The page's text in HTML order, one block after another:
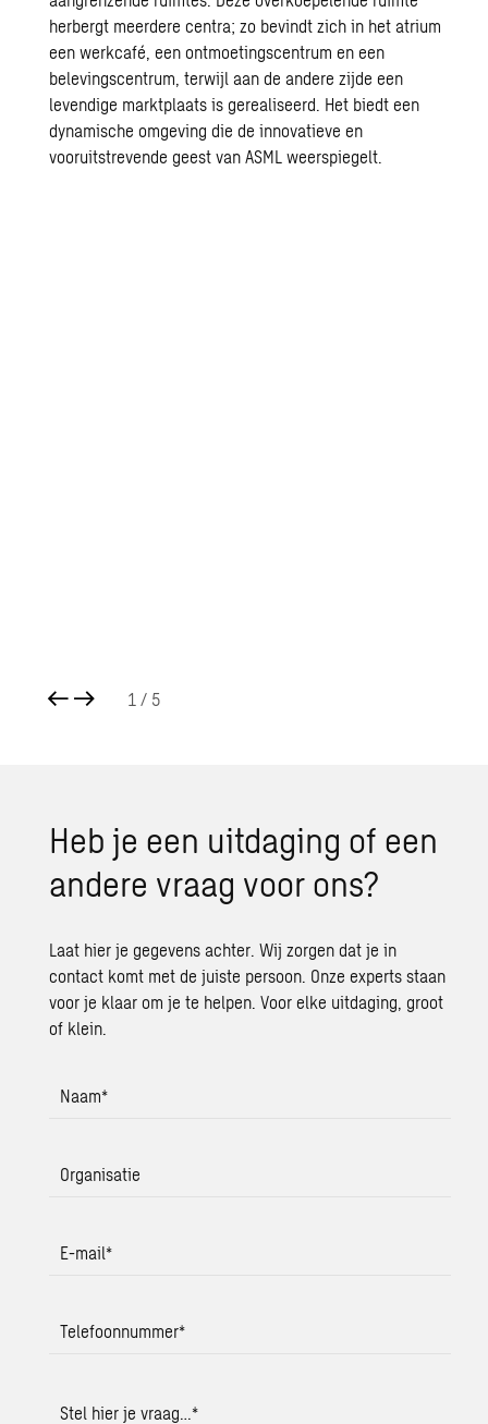
herbergt meerdere centra; zo bevindt zich in het atrium
een werkcafé, een ontmoetingscentrum en een
belevingscentrum, terwijl aan de andere zijde een
levendige marktplaats is gerealiseerd. Het biedt een
dynamische omgeving die de innovatieve en
vooruitstrevende geest van ASML weerspiegelt.
1 / 5
Heb je een uit­da­ging of een
an­de­re vraag voor ons?
Laat hier je gegevens achter. Wij zorgen dat je in
contact komt met de juiste persoon. Onze experts staan
voor je klaar om je te helpen. Voor elke uitdaging, groot
of klein.
Naam*
Organisatie
E-mail*
Telefoonnummer*
Stel hier je vraag…*